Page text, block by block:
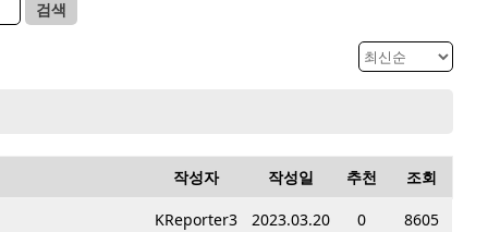
검색
작성자 작성일 추천 조회
KReporter3 2023.03.20 0
8605